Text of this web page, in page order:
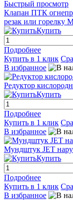
Быстрый просмотр
Клапан ПТК
резак или горелку
Купить
Подробнее
Купить в 1 клик
В избранное
Редуктор
Купить
Подробнее
Купить в 1 клик
В избранное
Мундштук JET
Купить
Подробнее
Купить в 1 клик
В избранное